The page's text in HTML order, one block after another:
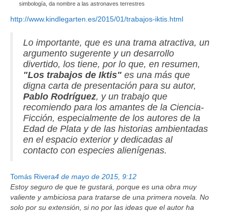
simbología, da nombre a las astronaves terrestres
http://www.kindlegarten.es/2015/01/trabajos-iktis.html
Lo importante, que es una trama atractiva, un
argumento sugerente y un desarrollo
divertido, los tiene, por lo que, en resumen,
"Los trabajos de Iktis" es una más que
digna carta de presentación para su autor,
Pablo Rodríguez, y un trabajo que
recomiendo para los amantes de la Ciencia-
Ficción, especialmente de los autores de la
Edad de Plata y de las historias ambientadas
en el espacio exterior y dedicadas al
contacto con especies alienígenas.
Tomás Rivera4 de mayo de 2015, 9:12
Estoy seguro de que te gustará, porque es una obra muy
valiente y ambiciosa para tratarse de una primera novela. No
solo por su extensión, si no por las ideas que el autor ha